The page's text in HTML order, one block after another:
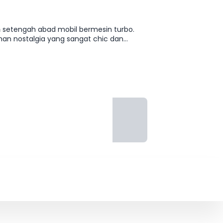
setengah abad mobil bermesin turbo.
nostalgia yang sangat chic dan
eksklusif "Turbonite" yang menghiasi
itu tersimpan mesin bertenaga 650
performa modern yang mematikan